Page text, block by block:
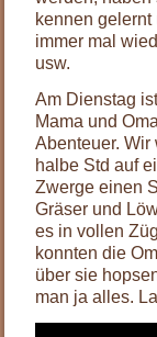
kennen
immer mal
usw.
Am Dienstag
Mama und
Abenteuer. Wir
halbe Std auf
Zwerge einen
Gräser und
es in vollen
konnten die
über sie
man ja alles.